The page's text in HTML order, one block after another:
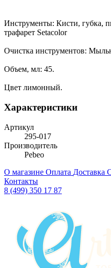
Инструменты: Кисти, губка,
трафарет Setacolor
Очистка инструментов:
Объем, мл: 45.
Цвет лимонный.
Характеристики
Артикул
295-017
Производитель
Pebeo
О магазине Оплата Доставка
Контакты
8 (499) 350 17 87